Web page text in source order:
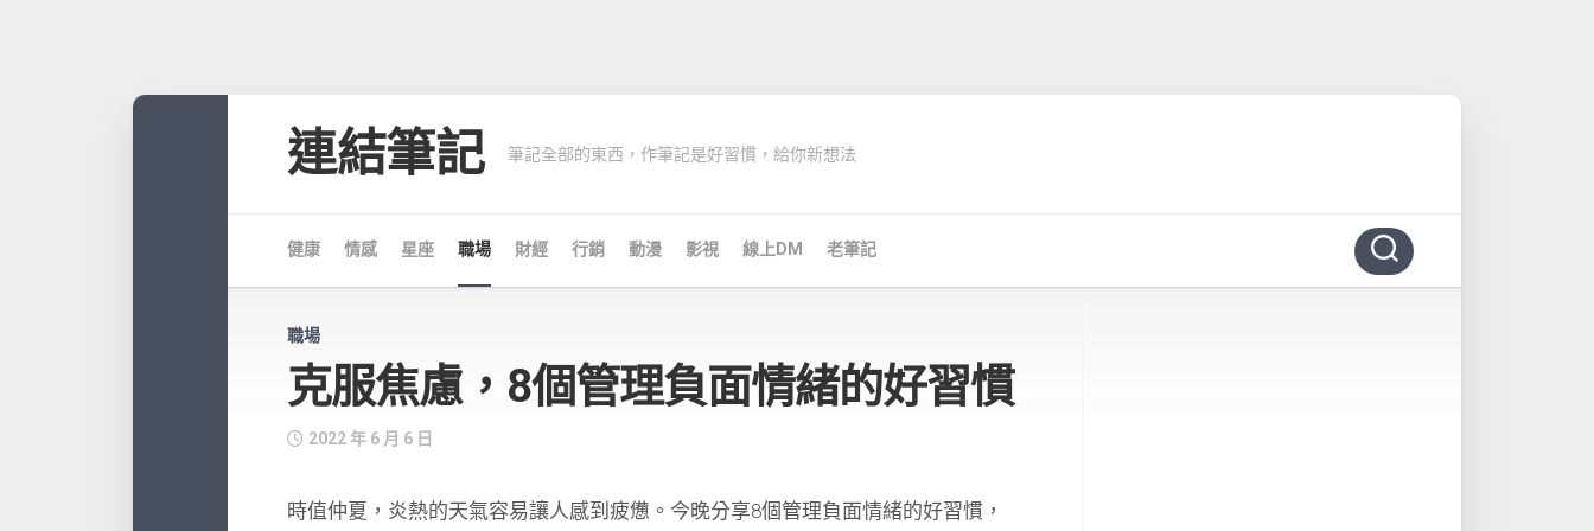
連結筆記 筆記全部的東西，作筆記是好習慣，給你新想法
健康 情感 星座 職場 財經 行銷 動漫 影視 線上DM 老筆記
職場
克服焦慮，8個管理負面情緒的好習慣
2022 年 6 月 6 日
時值仲夏，炎熱的天氣容易讓人感到疲憊。今晚分享8個管理負面情緒的好習慣，